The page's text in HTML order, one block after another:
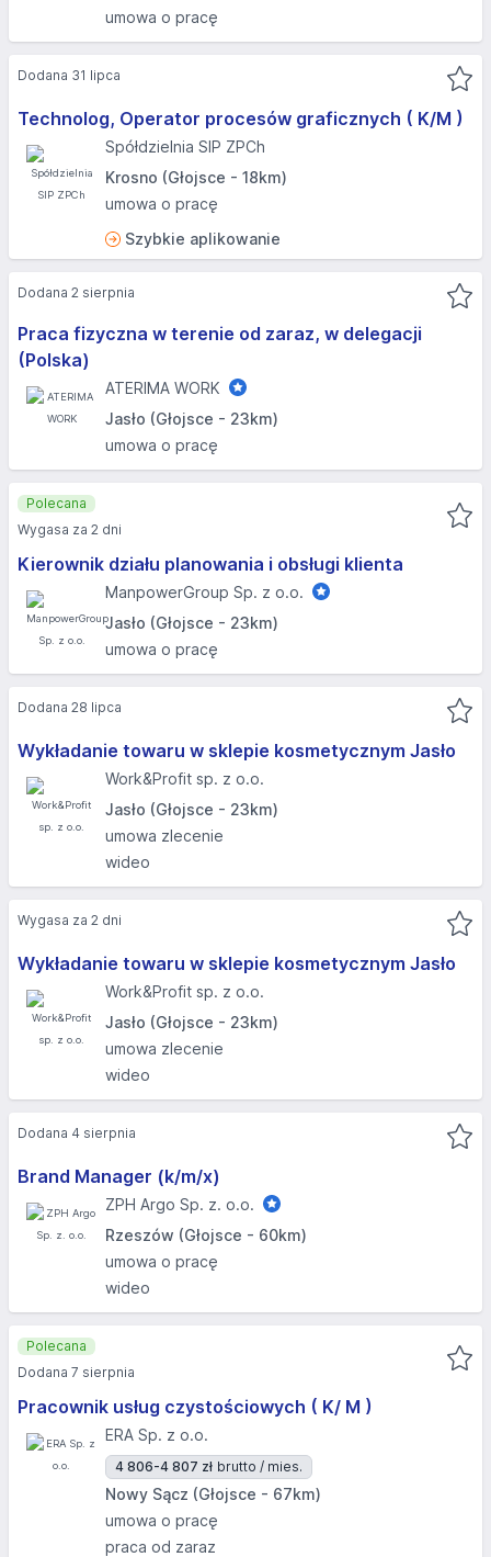
umowa o pracę
Technolog, Operator procesów graficznych ( K/M )
Spółdzielnia SIP ZPCh
Krosno (Głojsce - 18km)
umowa o pracę
Szybkie aplikowanie
Dodana 31 lipca
Praca fizyczna w terenie od zaraz, w delegacji
(Polska)
ATERIMA WORK
Jasło (Głojsce - 23km)
umowa o pracę
Dodana 2 sierpnia
Kierownik działu planowania i obsługi klienta
ManpowerGroup Sp. z o.o.
Jasło (Głojsce - 23km)
umowa o pracę
Polecana
Wygasa za 2 dni
Wykładanie towaru w sklepie kosmetycznym Jasło
Work&Profit sp. z o.o.
Jasło (Głojsce - 23km)
umowa zlecenie
wideo
Dodana 28 lipca
Wykładanie towaru w sklepie kosmetycznym Jasło
Work&Profit sp. z o.o.
Jasło (Głojsce - 23km)
umowa zlecenie
wideo
Wygasa za 2 dni
Brand Manager (k/m/x)
ZPH Argo Sp. z. o.o.
Rzeszów (Głojsce - 60km)
umowa o pracę
wideo
Dodana 4 sierpnia
Pracownik usług czystościowych ( K/ M )
ERA Sp. z o.o.
4 806-4 807 zł brutto / mies.
Nowy Sącz (Głojsce - 67km)
umowa o pracę
praca od zaraz
Polecana
Dodana 7 sierpnia